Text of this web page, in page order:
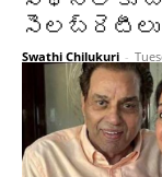
సెలబ్రెటీలు
Swathi Chilukuri -